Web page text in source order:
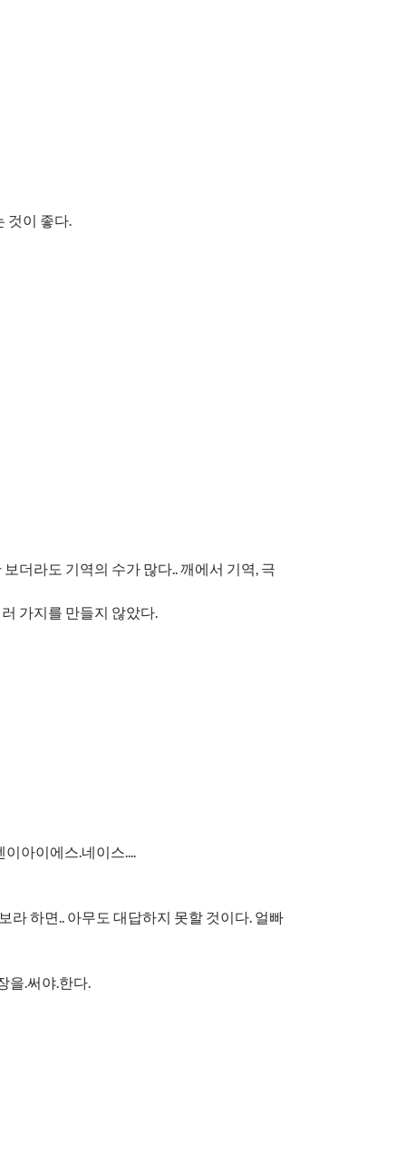
것이 좋다.
더라도 기역의 수가 많다.. 깨에서 기역, 극
가지를 만들지 않았다.
아이에스.네이스....
라 하면.. 아무도 대답하지 못할 것이다. 얼빠
을.써야.한다.